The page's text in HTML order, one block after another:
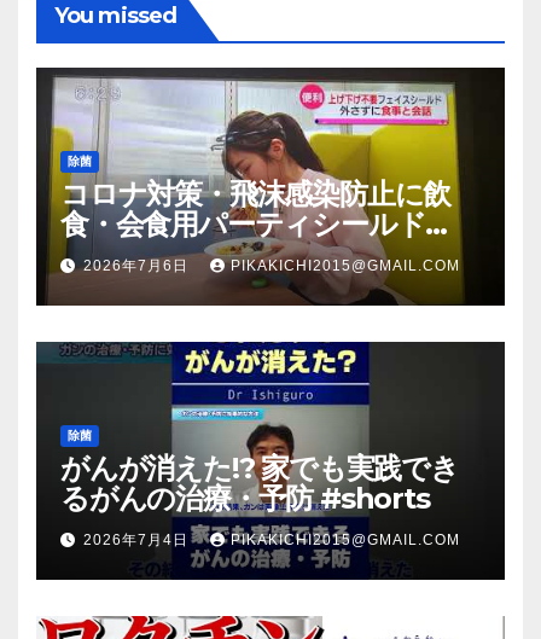
You missed
除菌
コロナ対策・飛沫感染防止に飲
食・会食用パーティシールド
（マスク会食代替品）ＦＢＣ福井
放送のＴＶ番組での紹介映像
2026年7月6日 PIKAKICHI2015@GMAIL.COM
除菌
がんが消えた!? 家でも実践でき
るがんの治療・予防 #shorts
2026年7月4日 PIKAKICHI2015@GMAIL.COM